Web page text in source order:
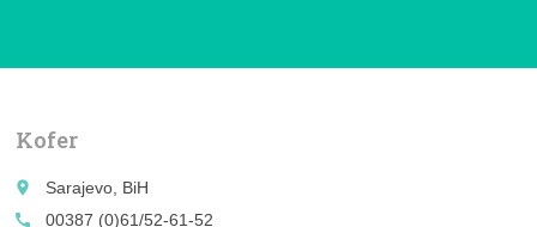
Kofer
place
Sarajevo, BiH
call
00387 (0)61/52-61-52